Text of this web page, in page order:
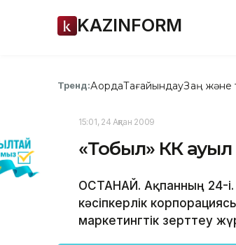
KAZINFORM
Тренд:АқордаТағайындауЗаң және
15:01, 24 Ақпан 2009
«Тобыл» ӘКК
ҚОСТАНАЙ. Ақпанның 24-
кәсіпкерлік
маркетингтік зерттеу